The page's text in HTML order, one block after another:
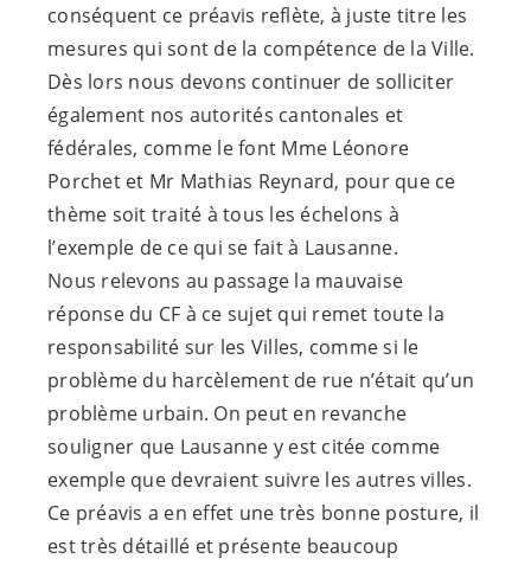
conséquent ce préavis reflète, à juste titre les
mesures qui sont de la compétence de la Ville.
Dès lors nous devons continuer de solliciter
également nos autorités cantonales et
fédérales, comme le font Mme Léonore
Porchet et Mr Mathias Reynard, pour que ce
thème soit traité à tous les échelons à
l’exemple de ce qui se fait à Lausanne.
Nous relevons au passage la mauvaise
réponse du CF à ce sujet qui remet toute la
responsabilité sur les Villes, comme si le
problème du harcèlement de rue n’était qu’un
problème urbain. On peut en revanche
souligner que Lausanne y est citée comme
exemple que devraient suivre les autres villes.
Ce préavis a en effet une très bonne posture, il
est très détaillé et présente beaucoup